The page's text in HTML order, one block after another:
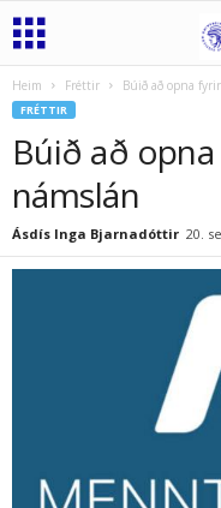
Heim Fréttir Búið að opna
FRÉTTIR
Búið að
námslán
Ásdís Inga Bjarnadóttir 20.